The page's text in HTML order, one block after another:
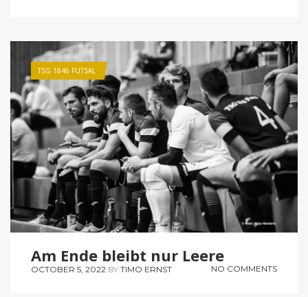
TSG 1846 FUTSAL
Am Ende bleibt nur Leere
OCTOBER 5, 2022 BY TIMO ERNST NO COMMENTS